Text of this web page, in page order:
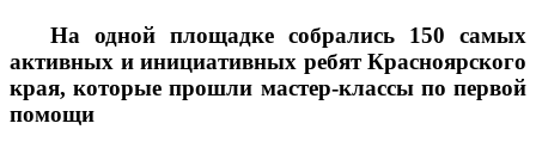
На одной площадке собрались 150 самых
активных и инициативных ребят Красноярского
края, которые прошли мастер-классы по первой
помощи